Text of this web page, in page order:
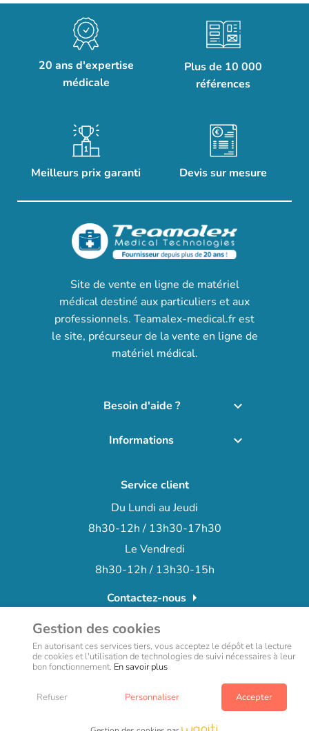
20 ans d'expertise
médicale
Plus de 10 000
références
Meilleurs prix garanti Devis sur mesure
Site de vente en ligne de matériel
médical destiné aux particuliers et aux
professionnels. Teamalex-medical.fr est
le site, précurseur de la vente en ligne de
matériel médical.
Besoin d'aide ? 
Informations 
Service client
Du Lundi au Jeudi
8h30-12h / 13h30-17h30
Le Vendredi
8h30-12h / 13h30-15h
Contactez-nousarrow_right
phone+33 (0)3 66 72 15 78
Copyright © teamalex-medical technologies 2022- site web réalisé
par l’agence Wapiti
Gestion des cookies
En autorisant ces services tiers, vous acceptez le dépôt et la lecture
de cookies et l'utilisation de technologies de suivi nécessaires à leur
bon fonctionnement. En savoir plus
Refuser Personnaliser Accepter